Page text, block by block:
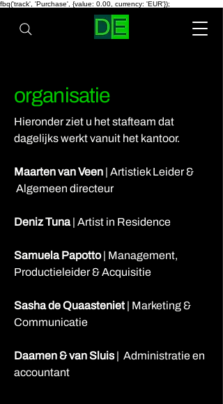
fbq('track', 'Purchase', {value: 0.00, currency: 'EUR'});
organisatie
Hieronder ziet u het stafteam dat
dagelijks werkt vanuit het kantoor.
Maarten van Veen | Artistiek Leider &
Algemeen directeur
Deniz Tuna| Artist in Residence
Samuela Papotto| Management,
Productieleider & Acquisitie
Sasha de Quaasteniet | Marketing &
Communicatie
Daamen & van Sluis| Administratie en
accountant